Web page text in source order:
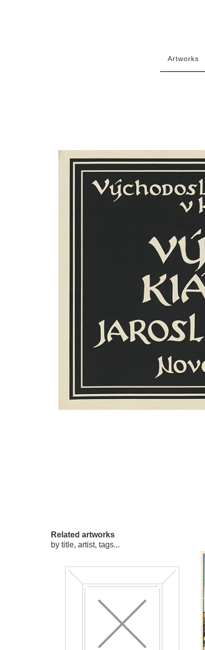
Artworks
Related artworks
by title, artist, tags...